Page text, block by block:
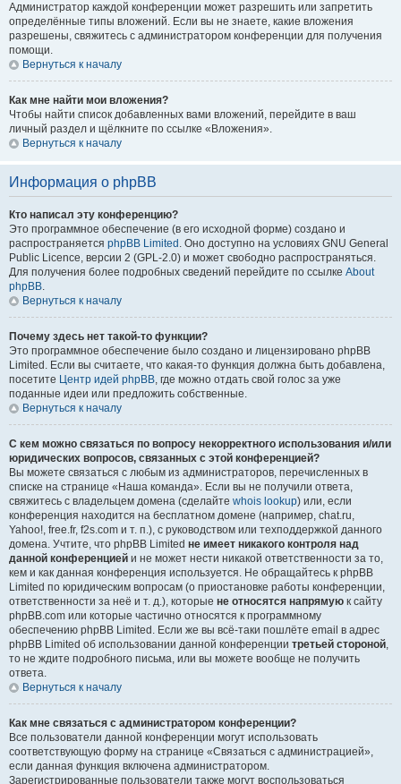
Администратор каждой конференции может разрешить или запретить
определённые типы вложений. Если вы не знаете, какие вложения
разрешены, свяжитесь с администратором конференции для получения
помощи.
Вернуться к началу
Как мне найти мои вложения?
Чтобы найти список добавленных вами вложений, перейдите в ваш
личный раздел и щёлкните по ссылке «Вложения».
Вернуться к началу
Информация о phpBB
Кто написал эту конференцию?
Это программное обеспечение (в его исходной форме) создано и
распространяется phpBB Limited . Оно доступно на условиях GNU General
Public Licence, версии 2 (GPL-2.0) и может свободно распространяться.
Для получения более подробных сведений перейдите по ссылке About
phpBB.
Вернуться к началу
Почему здесь нет такой-то функции?
Это программное обеспечение было создано и лицензировано phpBB
Limited. Если вы считаете, что какая-то функция должна быть добавлена,
посетите Центр идей phpBB, где можно отдать свой голос за уже
поданные идеи или предложить собственные.
Вернуться к началу
С кем можно связаться по вопросу некорректного использования и/или
юридических вопросов, связанных с этой конференцией?
Вы можете связаться с любым из администраторов, перечисленных в
списке на странице «Наша команда». Если вы не получили ответа,
свяжитесь с владельцем домена (сделайте whois lookup) или, если
конференция находится на бесплатном домене (например, chat.ru,
Yahoo!, free.fr, f2s.com и т. п.), с руководством или техподдержкой данного
домена. Учтите, что phpBB Limited не имеет никакого контроля над
данной конференцией и не может нести никакой ответственности за то,
кем и как данная конференция используется. Не обращайтесь к phpBB
Limited по юридическим вопросам (о приостановке работы конференции,
ответственности за неё и т. д.), которые не относятся напрямую к сайту
phpBB.com или которые частично относятся к программному
обеспечению phpBB Limited. Если же вы всё-таки пошлёте email в адрес
phpBB Limited об использовании данной конференции третьей стороной,
то не ждите подробного письма, или вы можете вообще не получить
ответа.
Вернуться к началу
Как мне связаться с администратором конференции?
Все пользователи данной конференции могут использовать
соответствующую форму на странице «Связаться с администрацией»,
если данная функция включена администратором.
Зарегистрированные пользователи также могут воспользоваться